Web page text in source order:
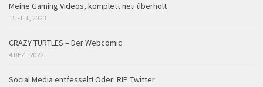
Meine Gaming Videos, komplett neu überholt
15 FEB., 2023
CRAZY TURTLES – Der Webcomic
4 DEZ., 2022
Social Media entfesselt! Oder: RIP Twitter